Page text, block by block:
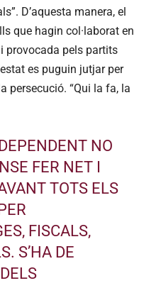
D’aquesta manera, el
que hagin col·laborat en
provocada pels partits
es puguin jutjar per
persecució. “Qui la fa, la
NO
FER NET I
TOTS ELS
FISCALS,
S’HA DE